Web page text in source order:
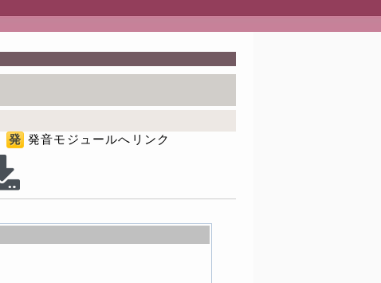
発 発音モジュールへリンク